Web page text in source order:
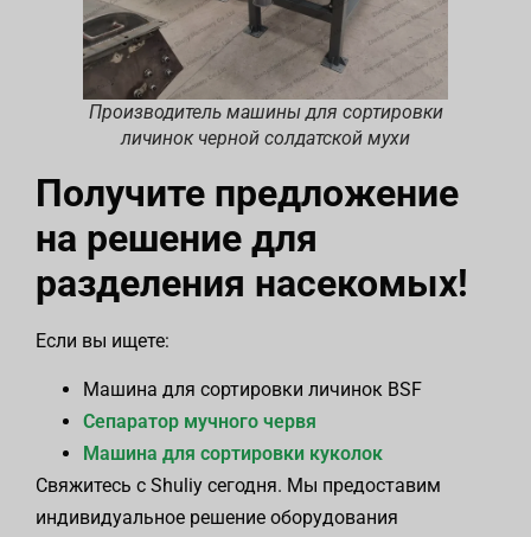
Производитель машины для сортировки
личинок черной солдатской мухи
Получите предложение
на решение для
разделения насекомых!
Если вы ищете:
Машина для сортировки личинок BSF
Сепаратор мучного червя
Машина для сортировки куколок
Свяжитесь с Shuliy сегодня. Мы предоставим
индивидуальное решение оборудования